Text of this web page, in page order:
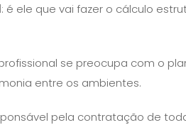
: é ele que vai fazer o cálculo
se preocupa com o
entre os ambientes.
pela contratação de